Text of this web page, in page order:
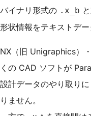
バイナリ形式の .x_b
形状情報をテキストデー
NX（旧 Unigraphics）
くの CAD ソフトが
設計データのやり取り
りません。